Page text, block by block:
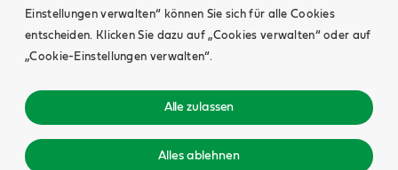
Einstellungen verwalten“ können Sie sich für alle Cookies
entscheiden. Klicken Sie dazu auf „Cookies verwalten“ oder auf
„Cookie-Einstellungen verwalten“.
Alle zulassen
Alles ablehnen